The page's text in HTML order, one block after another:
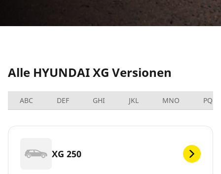
Alle HYUNDAI XG Versionen
ABC DEF GHI JKL MNO PQRS
XG 250